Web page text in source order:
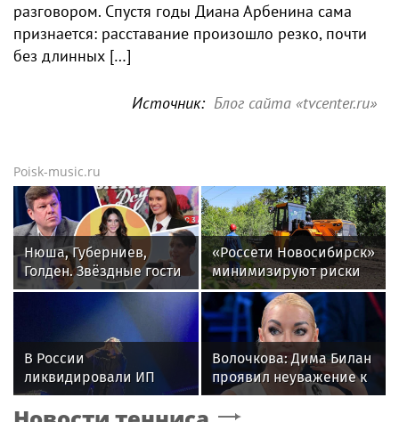
разговором. Спустя годы Диана Арбенина сама
признается: расставание произошло резко, почти
без длинных […]
Источник: Блог сайта «tvcenter.ru»
Poisk-music.ru
Нюша, Губерниев,
Голден. Звёздные гости
«Дня физкультурника»
«Россети Новосибирск»
минимизируют риски
повреждений ЛЭП за
счет масштабной
расчистки просек
В России
ликвидировали ИП
певицы Земфиры
Волочкова: Дима Билан
проявил неуважение к
зрителям на своем
концерте в Москве